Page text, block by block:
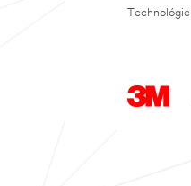
Technológie